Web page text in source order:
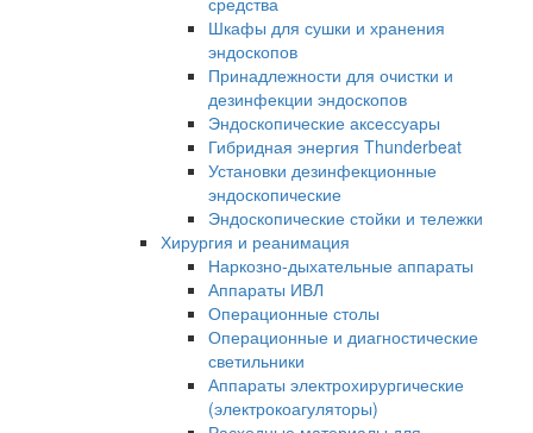
Шкафы для сушки и хранения
эндоскопов
Принадлежности для очистки и
дезинфекции эндоскопов
Эндоскопические аксессуары
Гибридная энергия Thunderbeat
Установки дезинфекционные
эндоскопические
Эндоскопические стойки и тележки
Хирургия и реанимация
Наркозно-дыхательные аппараты
Аппараты ИВЛ
Операционные столы
Операционные и диагностические
светильники
Аппараты электрохирургические
(электрокоагуляторы)